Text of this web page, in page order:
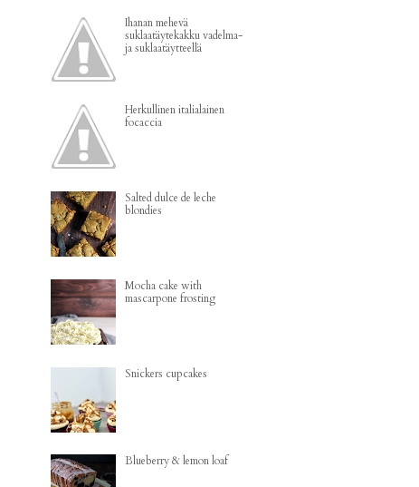
Ihanan mehevä
suklaatäytekakku vadelma-
ja suklaatäytteellä
Herkullinen italialainen
focaccia
Salted dulce de leche
blondies
Mocha cake with
mascarpone frosting
Snickers cupcakes
Blueberry & lemon loaf